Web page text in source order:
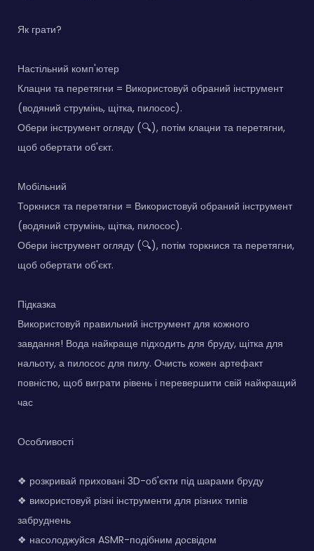
Як грати?
Настільний комп'ютер
Клацни та перетягни = Використовуй обраний інструмент
(водяний струмінь, щітка, пилосос).
Обери інструмент огляду (🔍), потім клацни та перетягни,
щоб обертати об'єкт.
Мобільний
Торкнися та перетягни = Використовуй обраний інструмент
(водяний струмінь, щітка, пилосос).
Обери інструмент огляду (🔍), потім торкнися та перетягни,
щоб обертати об'єкт.
Підказка
Використовуй правильний інструмент для кожного
завдання! Вода найкраще підходить для бруду, щітка для
нальоту, а пилосос для пилу. Очисть кожен артефакт
повністю, щоб виграти рівень і перевершити свій найкращий
час
Особливості
❖ розкривай приховані 3D-об'єкти під шарами бруду
❖ використовуй різні інструменти для різних типів
забруднень
❖ насолоджуйся ASMR-подібним досвідом